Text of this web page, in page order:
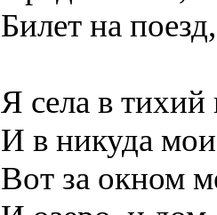
Билет на
Я села в тихий
И в никуда
Вот за окном